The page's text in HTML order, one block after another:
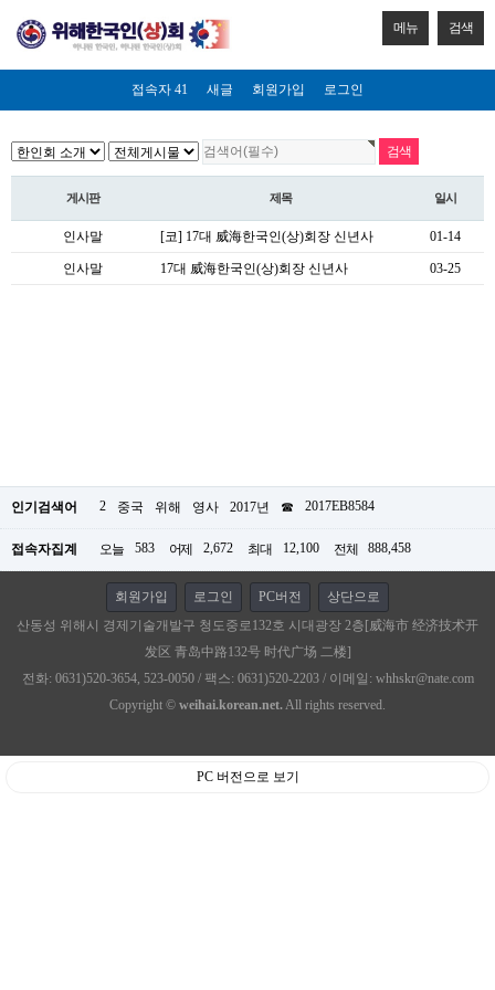
메뉴 검색
접속자 41 새글 회원가입 로그인
게시판 제목 일시
인사말 [코] 17대 威海한국인(상)회장 신년사 01-14
인사말 17대 威海한국인(상)회장 신년사 03-25
인기검색어 2 중국 위해 영사 2017년 ☎ 2017EB8584
접속자집계 오늘 583 어제 2,672 최대 12,100 전체 888,458
회원가입 로그인 PC버전
상단으로
산동성 위해시 경제기술개발구 청도중로132호 시대광장 2층[威海市 经济技术开
发区 青岛中路132号 时代广场 二楼]
전화: 0631)520-3654, 523-0050 / 팩스: 0631)520-2203 / 이메일: whhskr@nate.com
Copyright © weihai.korean.net.All rights reserved.
PC 버전으로 보기